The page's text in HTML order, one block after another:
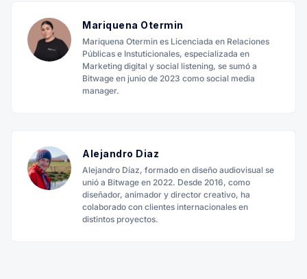
Mariquena Otermin
Mariquena Otermin es Licenciada en Relaciones
Públicas e Instuticionales, especializada en
Marketing digital y social listening, se sumó a
Bitwage en junio de 2023 como social media
manager.
Alejandro Diaz
Alejandro Díaz, formado en diseño audiovisual se
unió a Bitwage en 2022. Desde 2016, como
diseñador, animador y director creativo, ha
colaborado con clientes internacionales en
distintos proyectos.